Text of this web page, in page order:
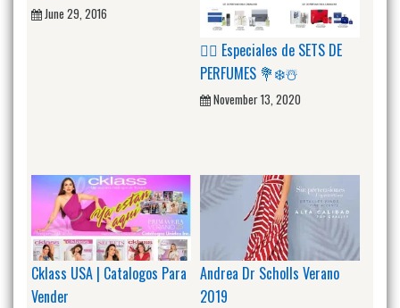
June 29, 2016
🙋‍♂️ Especiales de SETS DE
PERFUMES 💐❄️☃️
November 13, 2020
Cklass USA | Catalogos Para
Vender
Andrea Dr Scholls Verano
2019